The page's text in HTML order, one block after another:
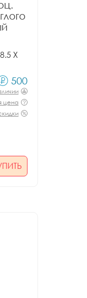
X
500
цена